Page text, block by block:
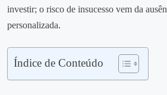
investir; o risco de insucesso vem da
personalizada.
Índice de Conteúdo